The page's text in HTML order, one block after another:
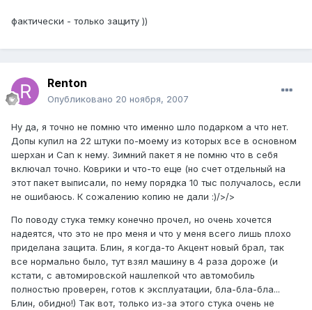
фактически - только защиту ))
Renton
Опубликовано 20 ноября, 2007
Ну да, я точно не помню что именно шло подарком а что нет.
Допы купил на 22 штуки по-моему из которых все в основном
шерхан и Can к нему. Зимний пакет я не помню что в себя
включал точно. Коврики и что-то еще (но счет отдельный на
этот пакет выписали, по нему порядка 10 тыс получалось, если
не ошибаюсь. К сожалению копию не дали :)/>/>
По поводу стука темку конечно прочел, но очень хочется
надеятся, что это не про меня и что у меня всего лишь плохо
приделана защита. Блин, я когда-то Акцент новый брал, так
все нормально было, тут взял машину в 4 раза дороже (и
кстати, с автомировской нашлепкой что автомобиль
полностью проверен, готов к эксплуатации, бла-бла-бла...
Блин, обидно!) Так вот, только из-за этого стука очень не